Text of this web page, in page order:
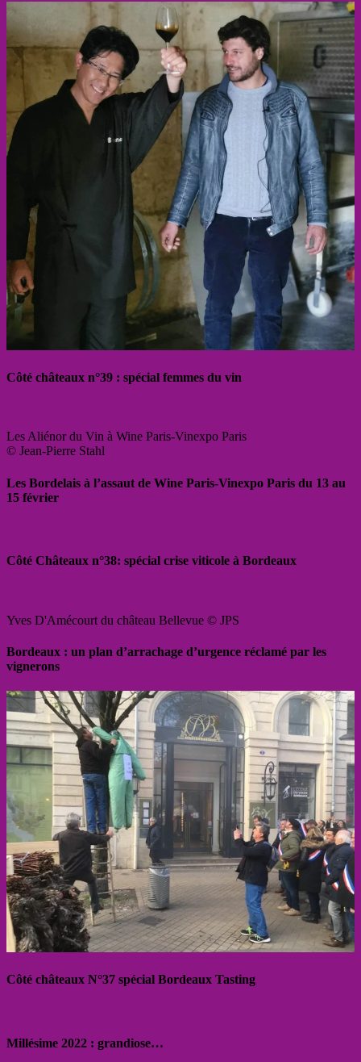
Côté châteaux n°39 : spécial femmes du vin
Les Aliénor du Vin à Wine Paris-Vinexpo Paris
© Jean-Pierre Stahl
Les Bordelais à l’assaut de Wine Paris-Vinexpo Paris du 13 au
15 février
Côté Châteaux n°38: spécial crise viticole à Bordeaux
Yves D'Amécourt du château Bellevue © JPS
Bordeaux : un plan d’arrachage d’urgence réclamé par les
vignerons
Côté châteaux N°37 spécial Bordeaux Tasting
Millésime 2022 : grandiose…